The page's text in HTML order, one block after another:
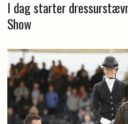
I dag starter
Show